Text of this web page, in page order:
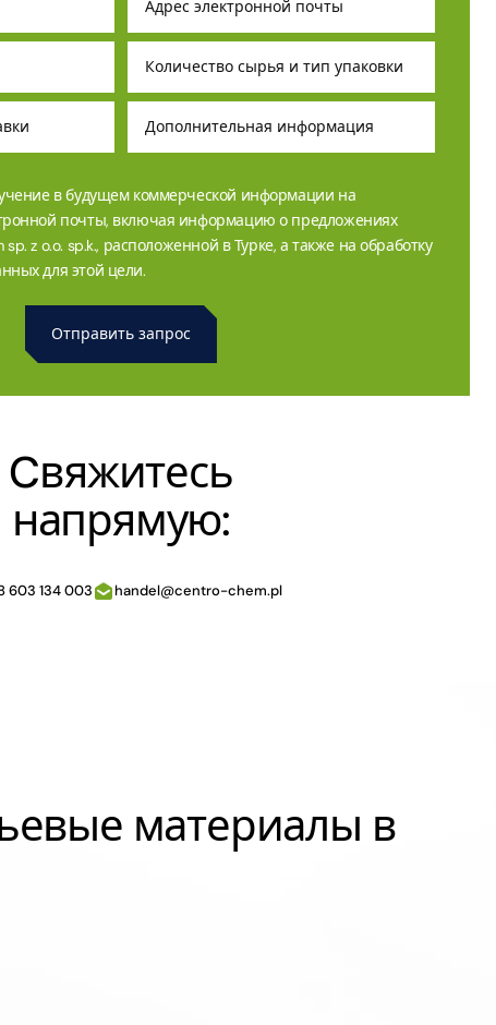
в будущем коммерческой информации на
почты, включая информацию о предложениях
z o.o. sp.k., расположенной в Турке, а также на обработку
для этой цели.
Cвяжитесь
напрямую:
603 134 003 handel@centro-chem.pl
материалы в